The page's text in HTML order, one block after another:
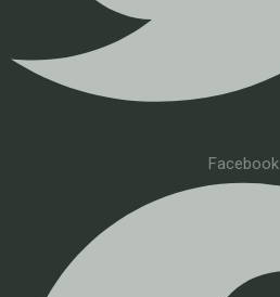
Facebook